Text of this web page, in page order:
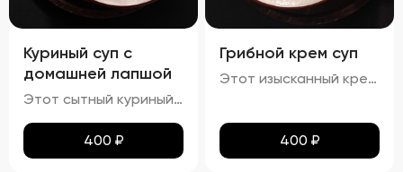
Куриный суп с
домашней лапшой
Этот сытный куриный суп сочетает в себе насыщенный вкус и разнообразные текстуры. Бульон густой и кремообразный, с мягкими кусочками куриного мяса и овощей, таких как морковь и лук, которые добавляют глубины вкуса. Макароны сохраняют мягкость и эластичность, придавая супу приятную кремовую текстуру. Петрушка добавляет свежие травяные ноты, подчеркивая богатство вкуса этого классического блюда.
400 ₽
Грибной крем суп
Этот изысканный крем-суп отличается гладкой, бархатистой текстурой, которая обволакивает ваши вкусовые рецепторы. Насыщенный аромат грибов сочетается с мягкими сливочными нотами, создавая гармоничное сочетание вкусов. Поверхность крема украшена капельками зелёного масла и мелко нарезанной зеленью, что добавляет блюду утончённости. Подается с хрустящими гренками, идеально дополняющими нежную текстуру супа.
400 ₽